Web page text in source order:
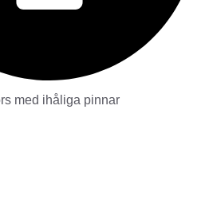
med ihåliga pinnar